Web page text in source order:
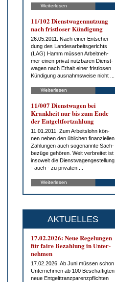
Weiterlesen
11/102 Dienst­wa­gen­nut­zung
nach frist­lo­ser Kün­di­gung
26.05.2011. Nach ei­ner Ent­schei­
dung des Lan­des­ar­beits­ge­richts
(LAG) Hamm müs­sen Ar­beit­neh­
mer ei­nen pri­vat nutz­ba­ren Dienst­
wa­gen nach Er­halt ei­ner frist­lo­sen
Kün­di­gung aus­nahms­wei­se nicht ...
Weiterlesen
11/007 Dienst­wa­gen bei
Krank­heit nur bis zum En­de
der Ent­gelt­fort­zah­lung
11.01.2011. Zum Ar­beits­lohn kön­
nen ne­ben den üb­li­chen fi­nan­zi­el­len
Zah­lun­gen auch so­ge­nann­te Sach­
be­zü­ge ge­hö­ren. Weit ver­brei­tet ist
in­so­weit die Dienst­wa­gen­ge­stel­lung
- auch - zu pri­va­ten ...
Weiterlesen
AKTUELLES
17.02.2026: Neue Re­ge­lun­gen
für fai­re Be­zah­lung in Un­ter­
neh­men
17.02.2026. Ab Ju­ni müs­sen schon
Un­ter­neh­men ab 100 Be­schäf­tig­ten
neue Ent­gelt­tranz­pa­renz­pflich­ten